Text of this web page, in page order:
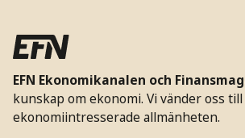
EFN Ekonomikanalen och
kunskap om ekonomi. Vi vänder oss
ekonomiintresserade allmänheten.